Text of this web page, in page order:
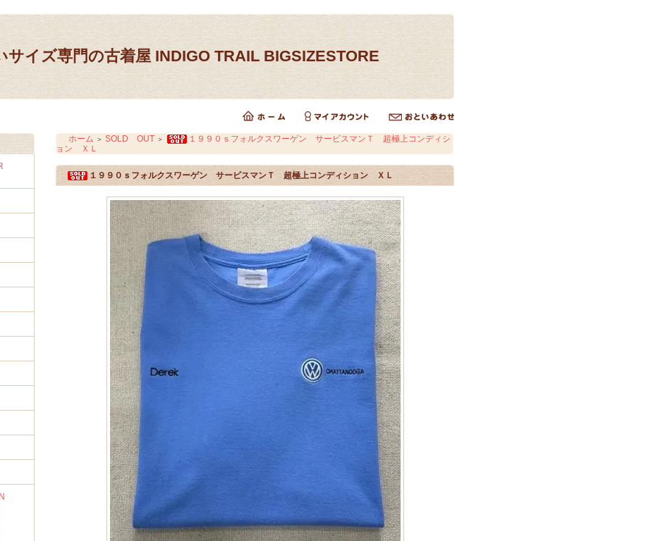
サイズ専門の古着屋 INDIGO TRAIL BIGSIZESTORE
ホーム ＞ SOLD OUT ＞
１９９０ｓフォルクスワーゲン サービスマンＴ 超極上コンディシ
ョン ＸＬ
１９９０ｓフォルクスワーゲン サービスマンＴ 超極上コンディション ＸＬ